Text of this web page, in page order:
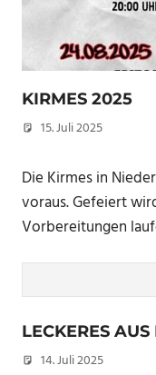
KIRMES 2025
15. Juli 2025
Die Kirmes in
voraus. Gefeiert
Vorbereitungen
LECKERES
14. Juli 2025